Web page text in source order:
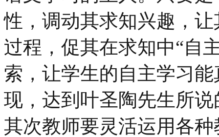
性，调动其求知兴趣，
过程，促其在求知中“自
索，让学生的自主学习
现，达到叶圣陶先生所
其次教师要灵活运用各